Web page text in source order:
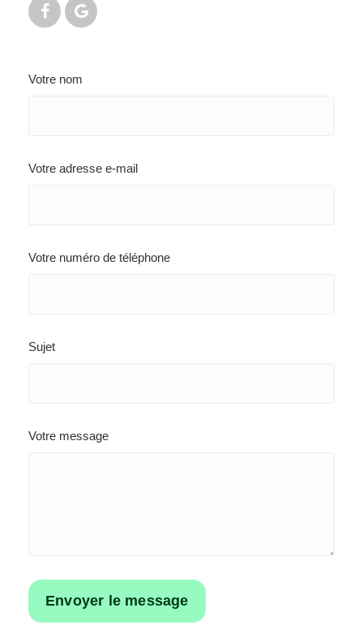
Votre nom
Votre adresse e-mail
Votre numéro de téléphone
Sujet
Votre message